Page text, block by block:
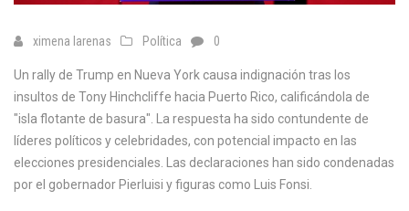
ximena larenas Política 0
Un rally de Trump en Nueva York causa indignación tras los
insultos de Tony Hinchcliffe hacia Puerto Rico, calificándola de
"isla flotante de basura". La respuesta ha sido contundente de
líderes políticos y celebridades, con potencial impacto en las
elecciones presidenciales. Las declaraciones han sido condenadas
por el gobernador Pierluisi y figuras como Luis Fonsi.